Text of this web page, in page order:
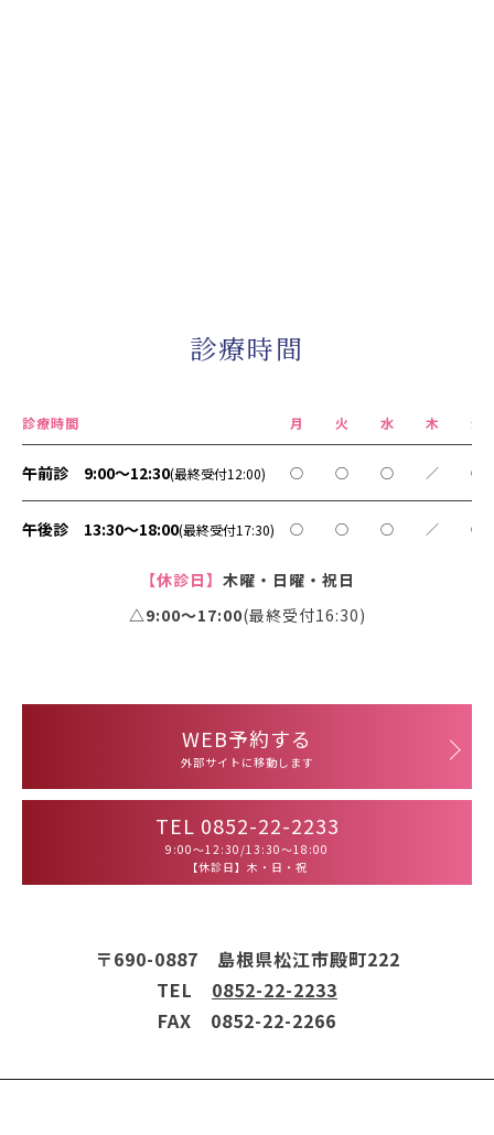
診療時間
診療時間 月 火 水 木 金
午前診 9:00～12:30(最終受付12:00) ○ ○ ○ ／ ○
午後診 13:30～18:00(最終受付17:30) ○ ○ ○ ／ ○
【休診日】 木曜・日曜・祝日
△9:00〜17:00(最終受付16:30)
WEB予約する
外部サイトに移動します
TEL 0852-22-2233
9:00～12:30/13:30～18:00
【休診日】木・日・祝
〒690-0887 島根県松江市殿町222
TEL 0852-22-2233
FAX 0852-22-2266